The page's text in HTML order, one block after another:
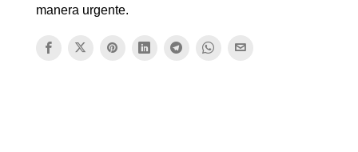
manera urgente.